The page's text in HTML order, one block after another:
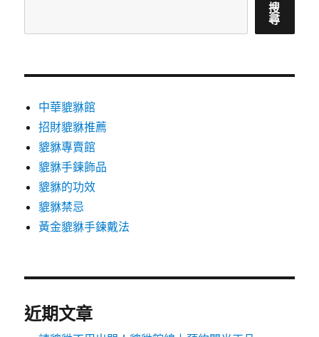
搜
尋
中華貔貅館
招財貔貅推薦
貔貅專賣館
貔貅手鍊飾品
貔貅的功效
貔貅禁忌
黃金貔貅手鍊戴法
近期文章